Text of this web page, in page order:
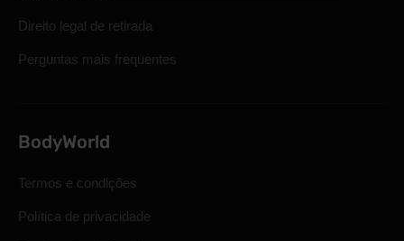
Direito legal de retirada
Perguntas mais frequentes
BodyWorld
Termos e condições
Política de privacidade